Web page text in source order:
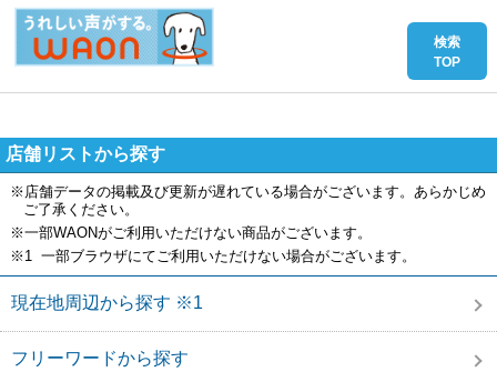
店舗リストから探す
※店舗データの掲載及び更新が遅れている場合がございます。あらかじめ
ご了承ください。
※一部WAONがご利用いただけない商品がございます。
※1 一部ブラウザにてご利用いただけない場合がございます。
現在地周辺から探す ※1
フリーワードから探す